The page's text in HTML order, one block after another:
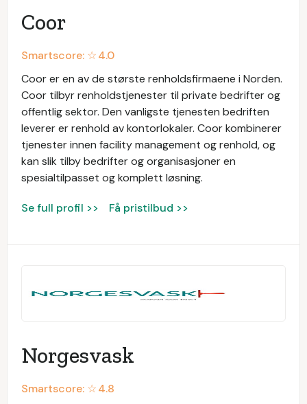
Coor
Smartscore: ☆4.0
Coor er en av de største renholdsfirmaene i Norden.
Coor tilbyr renholdstjenester til private bedrifter og
offentlig sektor. Den vanligste tjenesten bedriften
leverer er renhold av kontorlokaler. Coor kombinerer
tjenester innen facility management og renhold, og
kan slik tilby bedrifter og organisasjoner en
spesialtilpasset og komplett løsning.
Se full profil >> Få pristilbud >>
Norgesvask
Smartscore: ☆4.8